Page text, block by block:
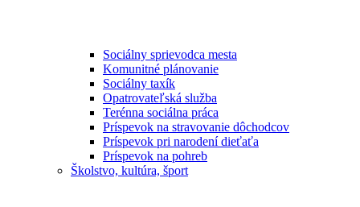
Sociálny sprievodca mesta
Komunitné plánovanie
Sociálny taxík
Opatrovateľská služba
Terénna sociálna práca
Príspevok na stravovanie dôchodcov
Príspevok pri narodení dieťaťa
Príspevok na pohreb
Školstvo, kultúra, šport